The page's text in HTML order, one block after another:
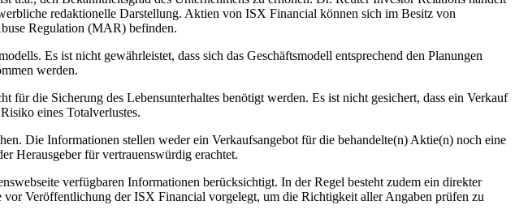
redaktionelle Darstellung. Aktien von ISX Financial können sich im Besitz von
Regulation (MAR) befinden.
Es ist nicht gewährleistet, dass sich das Geschäftsmodell entsprechend den Planungen
werden.
die Sicherung des Lebensunterhaltes benötigt werden. Es ist nicht gesichert, dass ein Verkauf
eines Totalverlustes.
Die Informationen stellen weder ein Verkaufsangebot für die behandelte(n) Aktie(n) noch eine
Herausgeber für vertrauenswürdig erachtet.
verfügbaren Informationen berücksichtigt. In der Regel besteht zudem ein direkter
Veröffentlichung der ISX Financial vorgelegt, um die Richtigkeit aller Angaben prüfen zu